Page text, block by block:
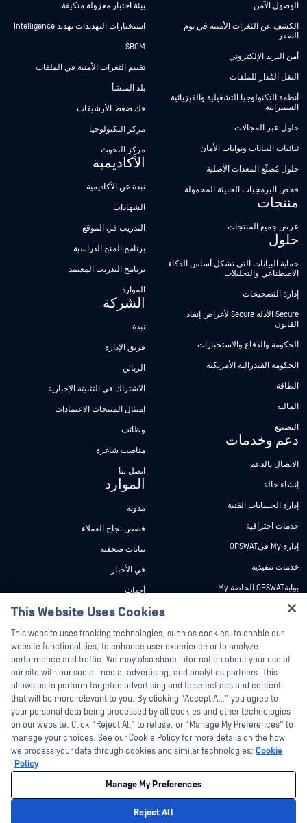
الوصول الآمن
الكشف عن الثغرات الأمنية في يوم
الصفر
أمن البريد الإلكتروني
النقل المُدار للملفات
أنظمة التكنولوجيا التشغيلية والفيزيائية
السيبرانية
حلول عبر المجالات
ثنائيات البيانات وبوابات الأمان
حلول مُصنِّع المعدات الأصلية
فحص البرمجيات الخبيثة المحمولة
منتجات
عرض جميع المنتجات
حلول
حماية البيانات التي تشكل أساس الذكاء
الاصطناعي والتحليلات
إدارة التصحيحات
Secure الأدلة Secure لأغراض إنفاذ
القانون
الحكومة والدفاع والاستخبارات
الحكومة الفيدرالية الأمريكية
الطاقة
الماليه
التصنيع
دعم وخدمات
الاتصال بالدعم
إنشاء حالة
إدارة الحسابات الفنية
خدمات احترافية
إدارة My فيOPSWAT
خدمات تنفيذية
بوابةOPSWAT الخاصة My
وثائق تقنية
دورات تدريبية
برنامج الثغرات الأمنية
الشركاء
شهادات
شركاء التكنولوجيا
برنامج شركاء القنوات
بيئة اختبار معزولة متكيفة
استخبارات التهديدات تهديد Intelligence
SBOM
تقييم الثغرات الأمنية في الملفات
بلد المنشأ
فك ضغط الأرشيفات
مركز التكنولوجيا
مركز البحوث
الأكاديمية
نبذة عن الأكاديمية
الشهادات
التدريب في الموقع
برنامج المنح الدراسية
برنامج التدريب المعتمد
الموارد
الشركة
نبذة
فريق الإدارة
الزبائن
الاشتراك في التثبيتة الإخبارية
امتثال المنتجات الاعتمادات
وظائف
مناصب شاغرة
اتصل بنا
الموارد
مدونة
قصص نجاح العملاء
بيانات صحفية
في الأخبار
أحداث
ندوات عبر الإنترنت
أوراق البيانات
مستندات تقنية
أدوات مجانية
©2026 OPSWAT . جميع الحقوق محفوظة. OPSWAT و MetaDefender و Metascan و
MetaAccess OPSWAT و Trust no File. Trust No Device. و OPSWAT و Protecting the
OPSWAT العلامات التجارية الخاصة بالجهات الخارجية هي ملك لأصحابها المعنيين.
إدارة تفضيلات ملفات تعريف الارتباط
This Website Uses Cookies
This website uses tracking technologies, such as cookies, to enable our
website functionalities, to enhance user experience or to analyze
performance and traffic. We may also share information about your use of
our site with our social media, advertising, and analytics partners. This
allows us to perform targeted advertising and to select ads and content
that will be more relevant to you. By clicking “Accept All,” you agree to
your personal data being processed by all cookies and other technologies
on our website. Click “Reject All” to refuse, or “Manage My Preferences” to
manage your choices. See our Cookie Policy for more details on the how
we process your data through cookies and similar technologies: Cookie
Policy
Manage My Preferences
Reject All
Hey there!
I'm Ozzy, your OPSWAT virtual assistant.
How can I help you secure what's critical
today?